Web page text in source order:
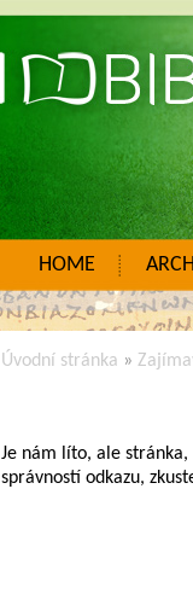
HOME
Úvodní stránka »
Je nám líto, ale
správností odkazu,